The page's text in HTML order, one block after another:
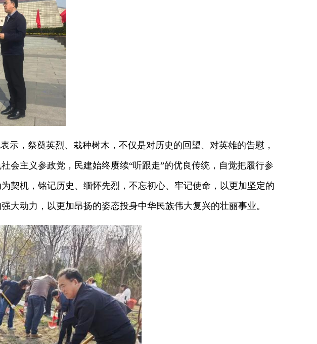
，祭奠英烈、栽种树木，不仅是对历史的回望、对英雄的告慰，
会主义参政党，民建始终赓续“听跟走”的优良传统，自觉把履行参
契机，铭记历史、缅怀先烈，不忘初心、牢记使命，以更加坚定的
动力，以更加昂扬的姿态投身中华民族伟大复兴的壮丽事业。